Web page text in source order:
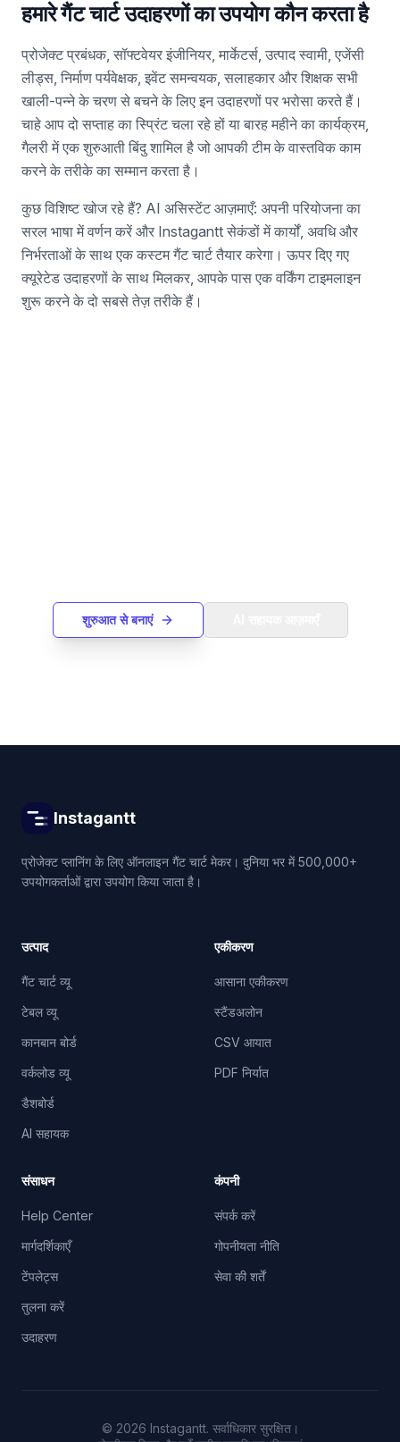
हमारे गैंट चार्ट उदाहरणों का उपयोग कौन करता है
प्रोजेक्ट प्रबंधक, सॉफ्टवेयर इंजीनियर, मार्केटर्स, उत्पाद स्वामी, एजेंसी
लीड्स, निर्माण पर्यवेक्षक, इवेंट समन्वयक, सलाहकार और शिक्षक सभी
खाली-पन्ने के चरण से बचने के लिए इन उदाहरणों पर भरोसा करते हैं।
चाहे आप दो सप्ताह का स्प्रिंट चला रहे हों या बारह महीने का कार्यक्रम,
गैलरी में एक शुरुआती बिंदु शामिल है जो आपकी टीम के वास्तविक काम
करने के तरीके का सम्मान करता है।
कुछ विशिष्ट खोज रहे हैं? AI असिस्टेंट आज़माएँ: अपनी परियोजना का
सरल भाषा में वर्णन करें और Instagantt सेकंडों में कार्यों, अवधि और
निर्भरताओं के साथ एक कस्टम गैंट चार्ट तैयार करेगा। ऊपर दिए गए
क्यूरेटेड उदाहरणों के साथ मिलकर, आपके पास एक वर्किंग टाइमलाइन
शुरू करने के दो सबसे तेज़ तरीके हैं।
शुरुआत से बनाएं
Instagantt
प्रोजेक्ट प्लानिंग के लिए ऑनलाइन गैंट चार्ट मेकर। दुनिया भर में 500,000+
उपयोगकर्ताओं द्वारा उपयोग किया जाता है।
उत्पाद
गैंट चार्ट व्यू
टेबल व्यू
कानबान बोर्ड
वर्कलोड व्यू
डैशबोर्ड
AI सहायक
एकीकरण
आसाना एकीकरण
स्टैंडअलोन
CSV आयात
PDF निर्यात
संसाधन
Help Center
मार्गदर्शिकाएँ
टेंपलेट्स
तुलना करें
उदाहरण
कंपनी
संपर्क करें
गोपनीयता नीति
सेवा की शर्तें
© 2026 Instagantt. सर्वाधिकार सुरक्षित।